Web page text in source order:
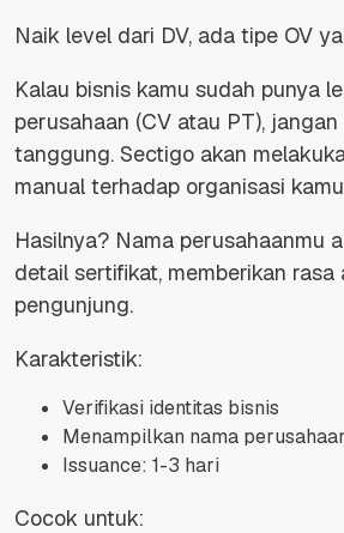
Naik level dari DV, ada tipe OV
Kalau bisnis kamu sudah punya
perusahaan (CV atau PT),
tanggung. Sectigo akan
manual terhadap organisasi
Hasilnya? Nama perusahaanmu
detail sertifikat, memberikan rasa
pengunjung.
Karakteristik:
Verifikasi identitas bisnis
Menampilkan nama
Issuance: 1-3 hari
Cocok untuk: